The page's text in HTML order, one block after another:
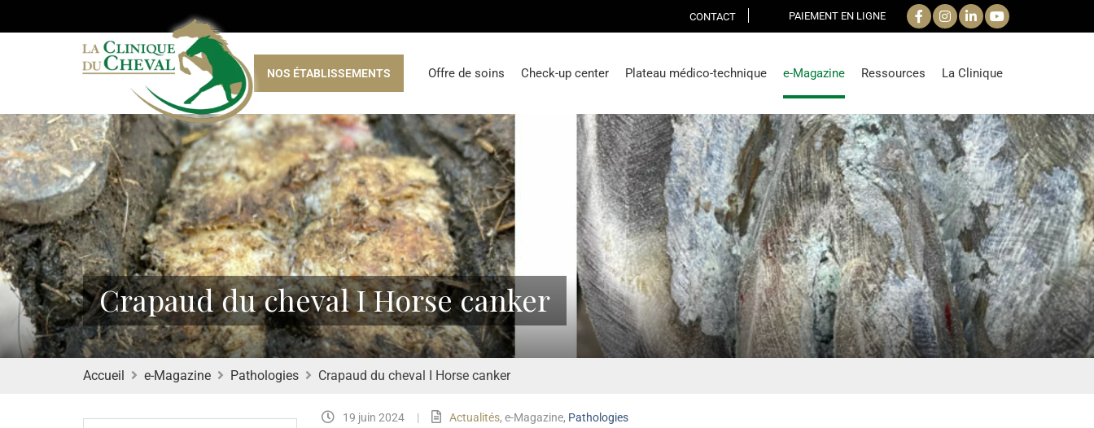
CONTACT PAIEMENT EN LIGNE
NOS ÉTABLISSEMENTS Offre de soins Check-up center Plateau médico-technique e-Magazine Ressources La Clinique
Crapaud du cheval I Horse canker
Accueil e-Magazine Pathologies Crapaud du cheval I Horse canker
19 juin 2024 | Actualités, e-Magazine, Pathologies